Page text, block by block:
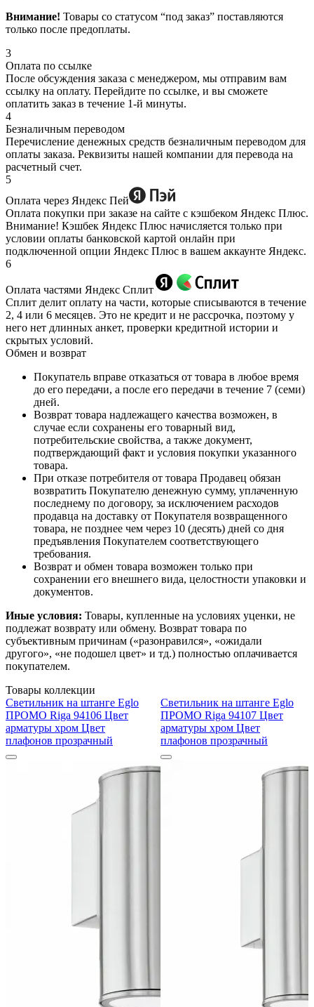
Внимание! Товары со статусом “под заказ” поставляются
только после предоплаты.
3
Оплата по ссылке
После обсуждения заказа с менеджером, мы отправим вам
ссылку на оплату. Перейдите по ссылке, и вы сможете
оплатить заказ в течение 1-й минуты.
4
Безналичным переводом
Перечисление денежных средств безналичным переводом для
оплаты заказа. Реквизиты нашей компании для перевода на
расчетный счет.
5
Оплата через Яндекс Пей
Оплата покупки при заказе на сайте с кэшбеком Яндекс Плюс.
Внимание! Кэшбек Яндекс Плюс начисляется только при
условии оплаты банковской картой онлайн при
подключенной опции Яндекс Плюс в вашем аккаунте Яндекс.
6
Оплата частями Яндекс Сплит
Сплит делит оплату на части, которые списываются в течение
2, 4 или 6 месяцев. Это не кредит и не рассрочка, поэтому у
него нет длинных анкет, проверки кредитной истории и
скрытых условий.
Обмен и возврат
Покупатель вправе отказаться от товара в любое время
до его передачи, а после его передачи в течение 7 (семи)
дней.
Возврат товара надлежащего качества возможен, в
случае если сохранены его товарный вид,
потребительские свойства, а также документ,
подтверждающий факт и условия покупки указанного
товара.
При отказе потребителя от товара Продавец обязан
возвратить Покупателю денежную сумму, уплаченную
последнему по договору, за исключением расходов
продавца на доставку от Покупателя возвращенного
товара, не позднее чем через 10 (десять) дней со дня
предъявления Покупателем соответствующего
требования.
Возврат и обмен товара возможен только при
сохранении его внешнего вида, целостности упаковки и
документов.
Иные условия: Товары, купленные на условиях уценки, не
подлежат возврату или обмену. Возврат товара по
субъективным причинам («разонравился», «ожидали
другого», «не подошел цвет» и тд.) полностью оплачивается
покупателем.
Товары коллекции
Светильник на штанге Eglo
ПРОМО Riga 94106 Цвет
арматуры хром Цвет
плафонов прозрачный
Светильник на штанге Eglo
ПРОМО Riga 94107 Цвет
арматуры хром Цвет
плафонов прозрачный